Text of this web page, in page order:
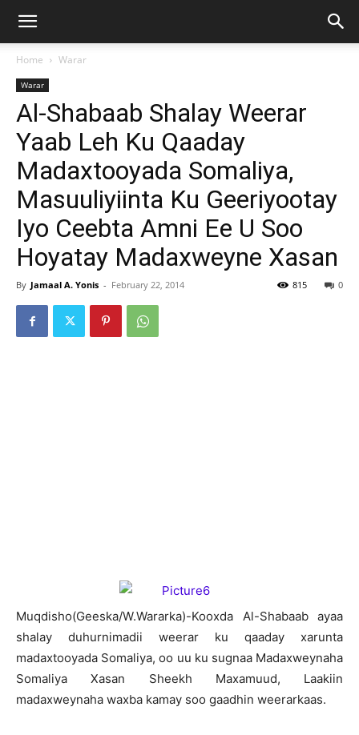
Home Warar
Warar
Al-Shabaab Shalay Weerar
Yaab Leh Ku Qaaday
Madaxtooyada Somaliya,
Masuuliyiinta Ku Geeriyootay
Iyo Ceebta Amni Ee U Soo
Hoyatay Madaxweyne Xasan
By Jamaal A. Yonis - February 22, 2014 0
815
Muqdisho(Geeska/W.Wararka)-Kooxda Al-Shabaab ayaa
shalay duhurnimadii weerar ku qaaday xarunta
madaxtooyada Somaliya, oo uu ku sugnaa Madaxweynaha
Somaliya Xasan Sheekh Maxamuud, Laakiin
madaxweynaha waxba kamay soo gaadhin weerarkaas.